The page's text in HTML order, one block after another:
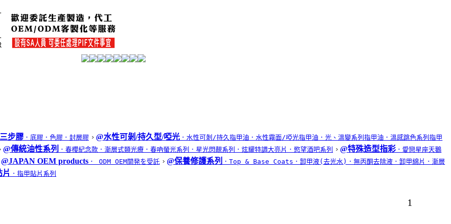
步膠 ．底膠 ．色膠 ．封層膠 @水性可剝/持久型/啞光 ．水性可剝/持久指甲油 ．水性霧面/啞光指甲油 ．光、溫變系列指甲油 ．溫感跳色系列指甲
@傳統油性系列 ．春櫻紀念款 ．漸層式類光療 ．春吶螢光系列 ．星光閃靚系列 ．炫耀特調大亮片 ．慾望酒吧系列 @特殊造型指彩 ．愛戀星座天鵝
@JAPAN OEM products ． ODM OEM開発を受託 @保養修護系列 ．Top & Base Coats ．卸甲液(去光水) ．無丙酮去除液 ．卸甲綿片 ．漸層
片 ．指甲貼片系列
1